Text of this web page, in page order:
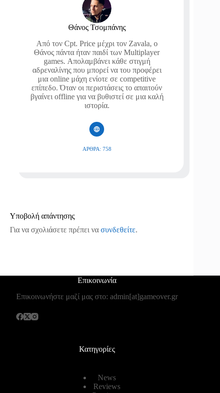
Θάνος Τσομπάνης
Από τον Cpt. Price μέχρι τον Zavala, ο
Θάνος πάντα ήταν παιδί των Multiplayer
games. Απολαμβάνει κάθε στιγμή
αδρεναλίνης που μπορεί να του προφέρει
μια online μάχη ενίοτε σε competitive
επίπεδο. Όταν οι περιστάσεις το απαιτούν
βγαίνει offline για να βυθιστεί σε μια καλή
ιστορία.
ΆΡΘΡΑ: 758
Υποβολή απάντησης
Για να σχολιάσετε πρέπει να συνδεθείτε.
Επικοινωνία
Επικοινωνήστε μαζί μας στο: admin[at]gameover.gr
Κατηγορίες
News
Reviews